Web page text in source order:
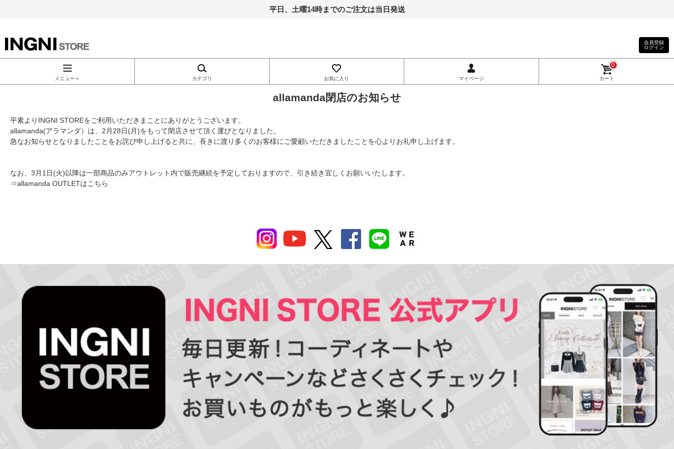
平日、土曜14時までのご注文は当日発送
INGNI（イン
グ）公式通
STORE
会員登録
ログイン
メニュー＋ カテゴリ お気に入り マイページ カート
0
allamanda閉店のお知らせ
平素よりINGNI STOREをご利用いただきまことにありがとうございます。
allamanda(アラマンダ）は、2月28日(月)をもって閉店させて頂く運びとなりました。
急なお知らせとなりましたことをお詫び申し上げると共に、長きに渡り多くのお客様にご愛顧いただきましたことを心よりお礼申し上げます。
なお、3月1日(火)以降は一部商品のみアウトレット内で販売継続を予定しておりますので、引き続き宜しくお願いいたします。
⇒allamanda OUTLETはこちら